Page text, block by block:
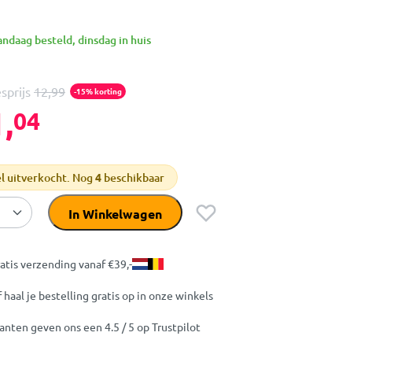
besteld, dinsdag in huis
12,99 -15% korting
04
uitverkocht. Nog4 beschikbaar
In Winkelwagen
verzending vanaf €39,-
haal je bestelling gratis op in onze winkels
geven ons een 4.5 / 5 op Trustpilot